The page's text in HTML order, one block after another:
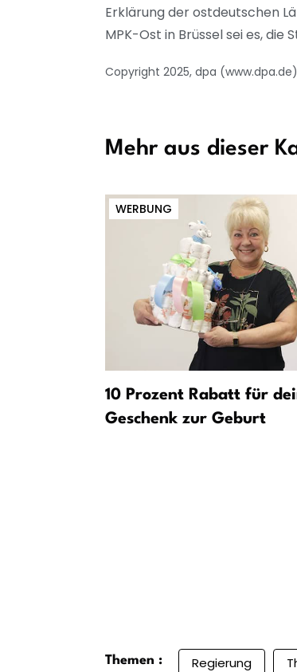
Erklärung der ostdeutschen
MPK-Ost in Brüssel sei es,
Copyright 2025, dpa
Mehr aus dieser
WERBUNG
10 Prozent Rabatt für
Geschenk zur Geburt
Themen : Regierung